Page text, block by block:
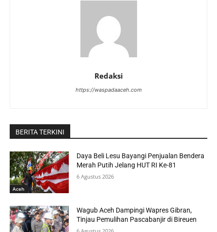
Redaksi
https://waspadaaceh.com
BERITA TERKINI
Aceh
Daya Beli Lesu Bayangi Penjualan Bendera
Merah Putih Jelang HUT RI Ke-81
6 Agustus 2026
Wagub Aceh Dampingi Wapres Gibran,
Tinjau Pemulihan Pascabanjir di Bireuen